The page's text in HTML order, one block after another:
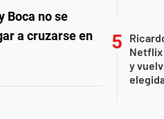
Boca no se
a cruzarse en
Netflix
y